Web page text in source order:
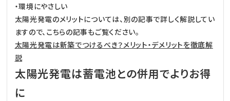
・環境にやさしい
太陽光発電のメリットについては、別の記事で詳しく解説してい
ますので、こちらの記事もご覧ください。
太陽光発電は新築でつけるべき？メリット・デメリットを徹底解
説
太陽光発電は蓄電池との併用でよりお得
に